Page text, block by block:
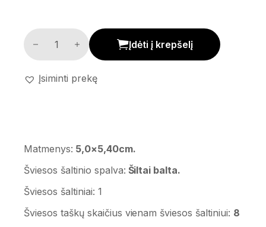
LED lemputė 'Spotlight glass 345LM' kiekis
Įdėti į krepšelį
Įsiminti prekę
Matmenys: 5,0×5,40cm.
Šviesos šaltinio spalva: Šiltai balta.
Šviesos šaltiniai: 1
Šviesos taškų skaičius vienam šviesos šaltiniui: 8